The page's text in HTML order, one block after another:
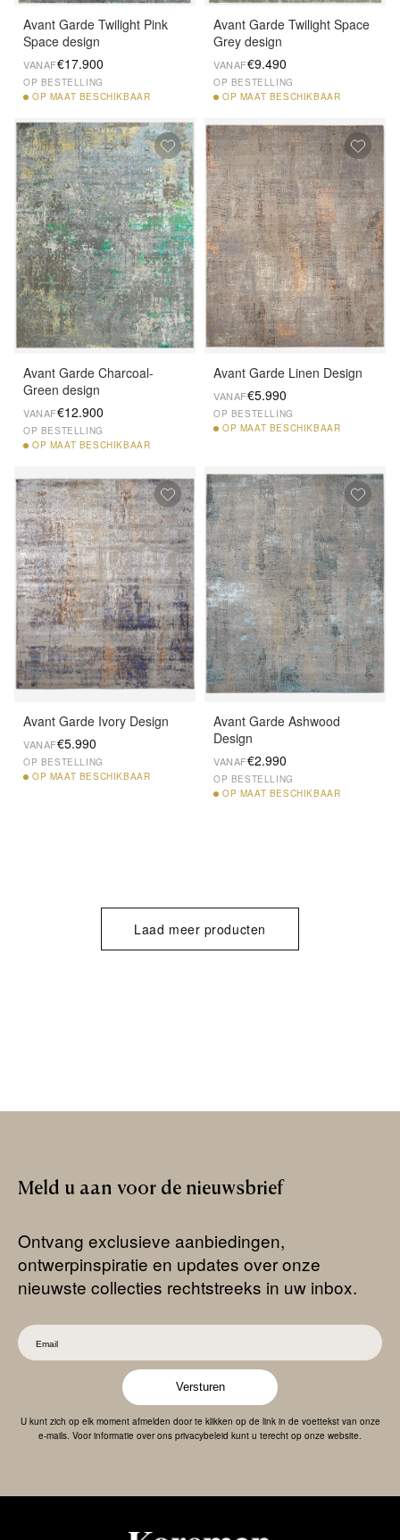
Avant Garde Twilight Pink
Space design
VANAF€17.900
OP BESTELLING
OP MAAT BESCHIKBAAR
Avant Garde Twilight Space
Grey design
VANAF€9.490
OP BESTELLING
OP MAAT BESCHIKBAAR
Avant Garde Charcoal-
Green design
VANAF€12.900
OP BESTELLING
OP MAAT BESCHIKBAAR
Avant Garde Linen Design
VANAF€5.990
OP BESTELLING
OP MAAT BESCHIKBAAR
Avant Garde Ivory Design
VANAF€5.990
OP BESTELLING
OP MAAT BESCHIKBAAR
Avant Garde Ashwood
Design
VANAF€2.990
OP BESTELLING
OP MAAT BESCHIKBAAR
Laad meer producten
Meld u aan voor de nieuwsbrief
Ontvang exclusieve aanbiedingen,
ontwerpinspiratie en updates over onze
nieuwste collecties rechtstreeks in uw inbox.
Versturen
U kunt zich op elk moment afmelden door te klikken op de link in de voettekst van onze
e-mails. Voor informatie over ons privacybeleid kunt u terecht op onze website.